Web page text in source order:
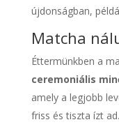
újdonságban,
Matcha
Éttermünkben a
ceremoniális
amely a legjobb
friss és tiszta ízt ad.